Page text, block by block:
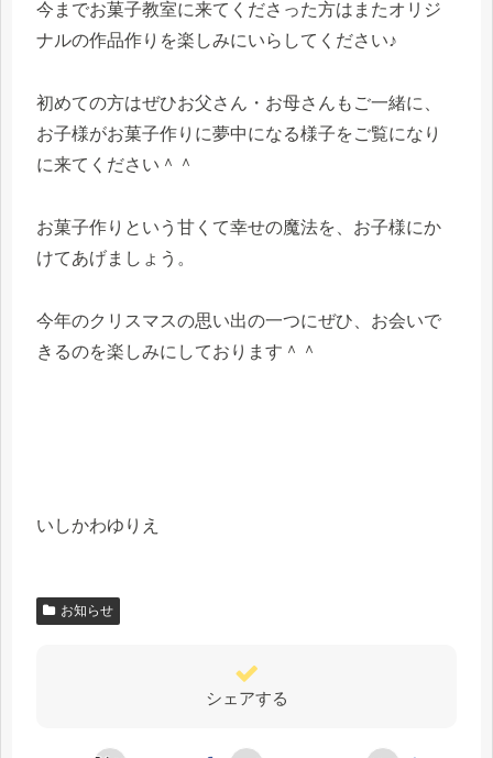
今までお菓子教室に来てくださった方はまたオリジ
ナルの作品作りを楽しみにいらしてください♪
初めての方はぜひお父さん・お母さんもご一緒に、
お子様がお菓子作りに夢中になる様子をご覧になり
に来てください＾＾
お菓子作りという甘くて幸せの魔法を、お子様にか
けてあげましょう。
今年のクリスマスの思い出の一つにぜひ、お会いで
きるのを楽しみにしております＾＾
いしかわゆりえ
お知らせ
シェアする